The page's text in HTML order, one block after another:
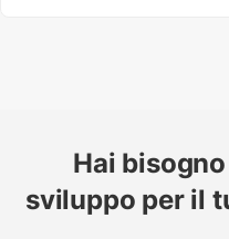
Hai
sviluppo per il